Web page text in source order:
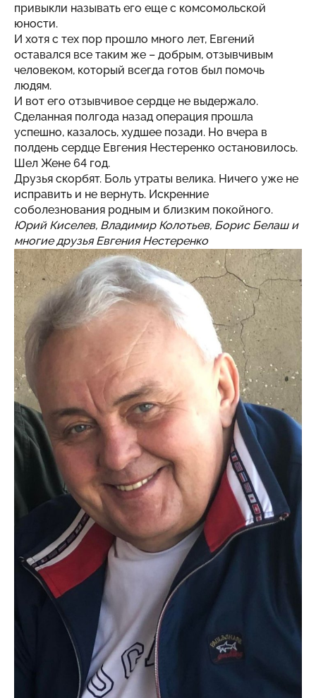
привыкли называть его еще с комсомольской
юности.
И хотя с тех пор прошло много лет, Евгений
оставался все таким же – добрым, отзывчивым
человеком, который всегда готов был помочь
людям.
И вот его отзывчивое сердце не выдержало.
Сделанная полгода назад операция прошла
успешно, казалось, худшее позади. Но вчера в
полдень сердце Евгения Нестеренко остановилось.
Шел Жене 64 год.
Друзья скорбят. Боль утраты велика. Ничего уже не
исправить и не вернуть. Искренние
соболезнования родным и близким покойного.
Юрий Киселев, Владимир Колотьев, Борис Белаш и
многие друзья Евгения Нестеренко